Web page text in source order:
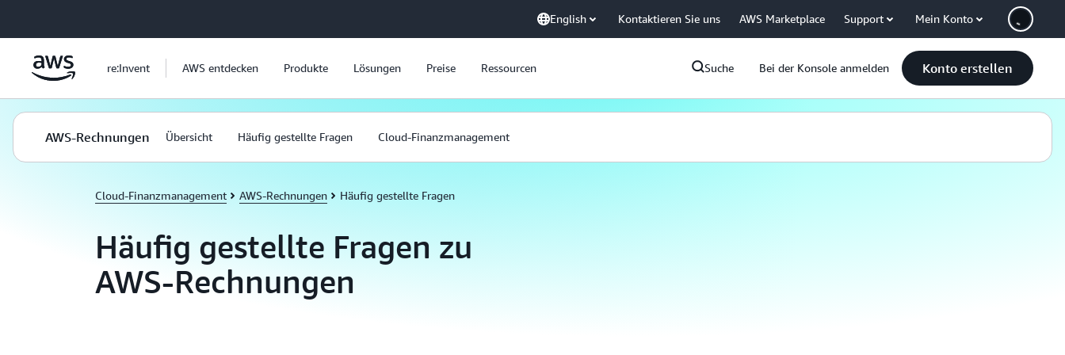
English Kontaktieren Sie uns AWS Marketplace Support Mein Konto
re:Invent AWS entdecken Produkte Lösungen Preise Ressourcen Suche Bei der Konsole anmelden Konto erstellen
AWS-Rechnungen Übersicht Häufig gestellte Fragen Cloud-Finanzmanagement
Cloud-Finanzmanagement AWS-Rechnungen Häufig gestellte Fragen
Häufig gestellte Fragen zu
AWS-Rechnungen